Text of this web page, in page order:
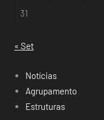
31
« Set
Notícias
Agrupamento
Estruturas